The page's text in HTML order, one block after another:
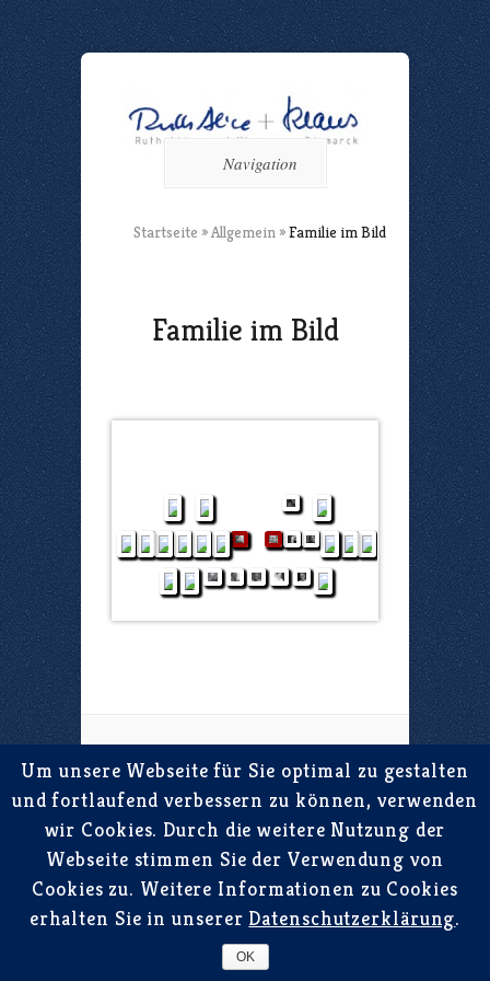
Navigation
Startseite »Allgemein »Familie im Bild
Familie im Bild
Um unsere Webseite für Sie optimal zu gestalten
und fortlaufend verbessern zu können, verwenden
wir Cookies. Durch die weitere Nutzung der
Webseite stimmen Sie der Verwendung von
Cookies zu. Weitere Informationen zu Cookies
erhalten Sie in unserer Datenschutzerklärung.
OK